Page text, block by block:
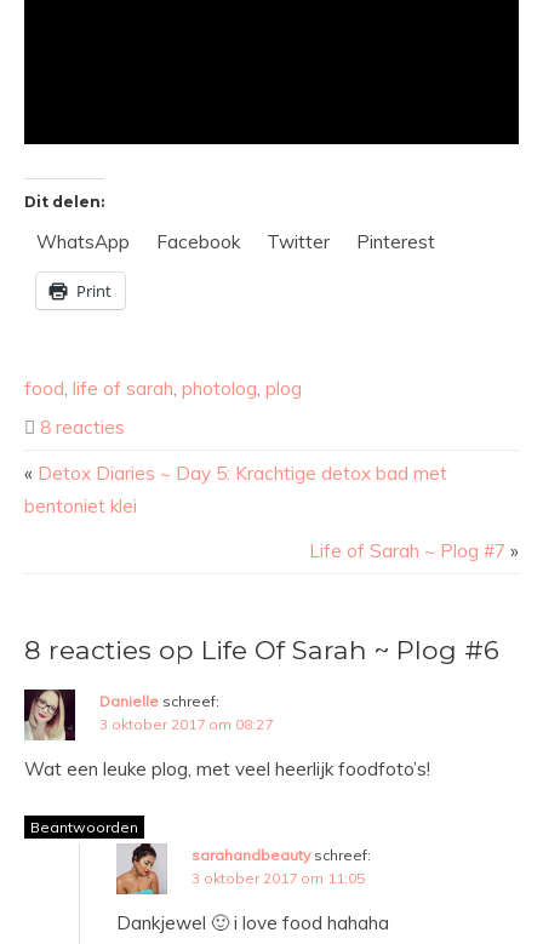
Dit delen:
WhatsApp Facebook Twitter Pinterest
Print
food, life of sarah, photolog, plog
8 reacties
« Detox Diaries ~ Day 5: Krachtige detox bad met
bentoniet klei
Life of Sarah ~ Plog #7 »
8 reacties op Life Of Sarah ~ Plog #6
Danielle schreef:
3 oktober 2017 om 08:27
Wat een leuke plog, met veel heerlijk foodfoto’s!
Beantwoorden
sarahandbeauty schreef:
3 oktober 2017 om 11:05
Dankjewel 🙂 i love food hahaha